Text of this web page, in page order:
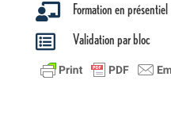
 Formation en présentiel
 Validation par bloc